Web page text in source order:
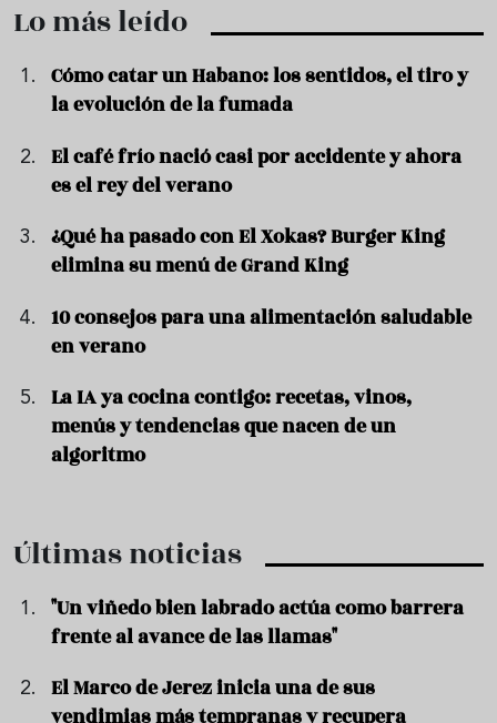
Lo más leído
Cómo catar un Habano: los sentidos, el tiro y
la evolución de la fumada
El café frío nació casi por accidente y ahora
es el rey del verano
¿Qué ha pasado con El Xokas? Burger King
elimina su menú de Grand King
10 consejos para una alimentación saludable
en verano
La IA ya cocina contigo: recetas, vinos,
menús y tendencias que nacen de un
algoritmo
Últimas noticias
"Un viñedo bien labrado actúa como barrera
frente al avance de las llamas"
El Marco de Jerez inicia una de sus
vendimias más tempranas y recupera